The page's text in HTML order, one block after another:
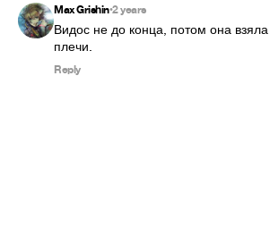
Max Grishin•2 years
Видос не до конца, потом она
плечи.
Reply